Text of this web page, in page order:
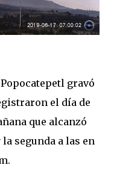
gravó
el día de
que alcanzó
segunda a las en